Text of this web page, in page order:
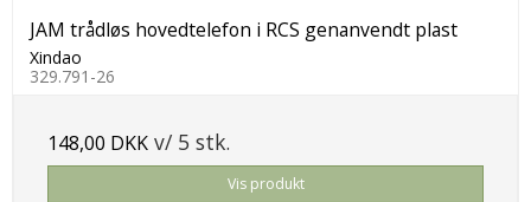
JAM trådløs hovedtelefon i RCS genanvendt plast
Xindao
329.791-26
148,00 DKK v/ 5 stk.
Vis produkt